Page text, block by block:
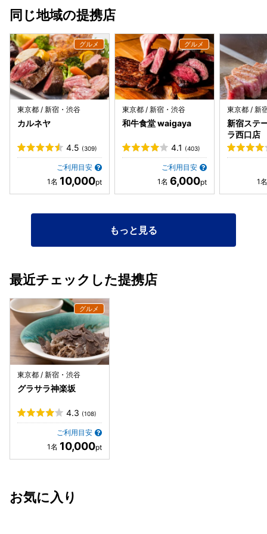
た。チーズが濃厚でお肉と絡み絶品でした。オススメです。
チーニ 今回は、少し贅沢にポルチーニにしてみました。前
回、ポルチーニにすれば良かったとずっと後悔してたのです
が、やはり、ポルチーニにして、正解でした！香りも良かっ
たし、何よりもつけ汁がコクがあり、それでいて上品で濃す
ぎなくて、蕎麦との相性も抜群でした。こちらはオススメな
ので、ぜひ頼んでみて下さい。 ・ドルチェ＆カフェ ◾️チョコ
レートムースとシャインマスカット こちらのお店、デザート
まで拘っていて、ここのチョコレートムースは、甘すぎず、
ど良く、また全ての料理が満足度も高かかったです。 器にも
拘っていて、京都の加茂川をイメージして作られた見た目か
ら美しいものばかりでした。これだけの満足感があって、都
内一等地で1万円以下でいただけるお店は、なかなかないの
店のひとつです。 ご馳走様でした。
同じ地域の提携店
東京都 / 新宿・渋谷
カルネヤ
4.5 (309)
ご利用目安
10,000
東京都 / 新宿・渋谷
和牛食堂 waigaya
4.1 (403)
ご利用目安
6,000
東京都 / 新
新宿ステ
ラ⻄⼝店
もっと見る
最近チェックした提携店
東京都 / 新宿・渋谷
グラサラ神楽坂
4.3 (108)
ご利用目安
10,000
お気に入り